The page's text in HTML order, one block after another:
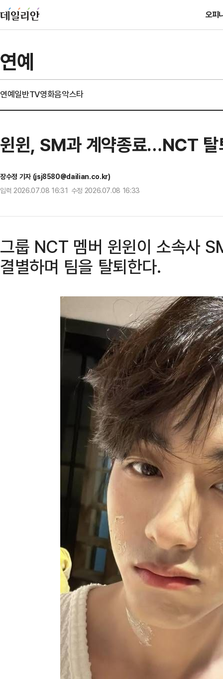
오피
연예
연예일반TV영화음악스타
윈윈, SM과 계약종료…NCT 탈
장수정 기자 (jsj8580@dailian.co.kr)
입력 2026.07.08 16:31 수정 2026.07.08 16:33
그룹 NCT 멤버 윈윈이 소속사
결별하며 팀을 탈퇴한다.